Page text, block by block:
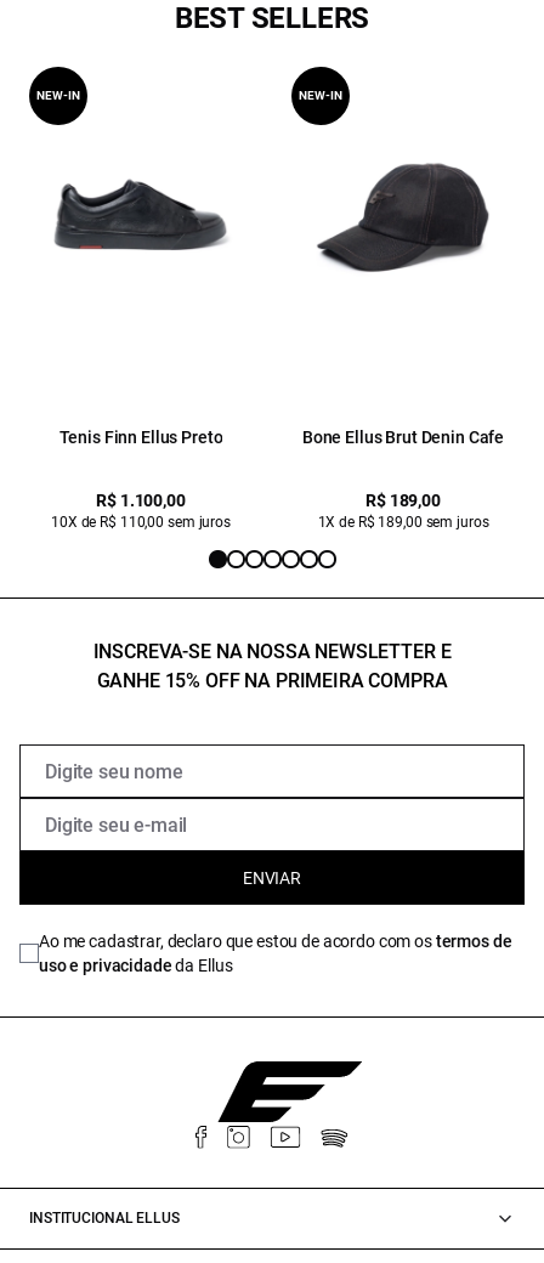
BEST SELLERS
Tenis Finn Ellus Preto
R$ 1.100,00
10X de R$ 110,00 sem juros
NEW-IN
Bone Ellus Brut Denin Cafe
R$ 189,00
1X de R$ 189,00 sem juros
NEW-IN
INSCREVA-SE NA NOSSA NEWSLETTER E
GANHE 15% OFF NA PRIMEIRA COMPRA
ENVIAR
Ao me cadastrar, declaro que estou de acordo com ostermos de
uso e privacidadeda Ellus
INSTITUCIONAL ELLUS